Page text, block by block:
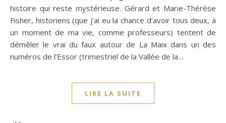
histoire qui reste mystérieuse. Gérard et Marie-Thérèse
Fisher, historiens (que j’ai eu la chance d’avoir tous deux, à
un moment de ma vie, comme professeurs) tentent de
démêler le vrai du faux autour de La Maix dans un des
numéros de l’Essor (trimestriel de la Vallée de la…
LIRE LA SUITE